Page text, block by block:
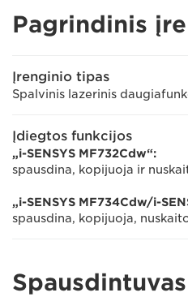
Pagrindinis
Įrenginio tipas
Spalvinis lazerinis
Įdiegtos funkcijos
„i-SENSYS MF732Cdw“:
spausdina, kopijuoja ir
„i-SENSYS MF734Cdw/i-
spausdina, kopijuoja,
Spausdintuvas